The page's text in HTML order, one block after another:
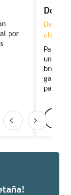
por
chef
Para
una
bretón.
para...